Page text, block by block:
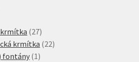
2727
produktů
krmítka 2222
fontány 1 1